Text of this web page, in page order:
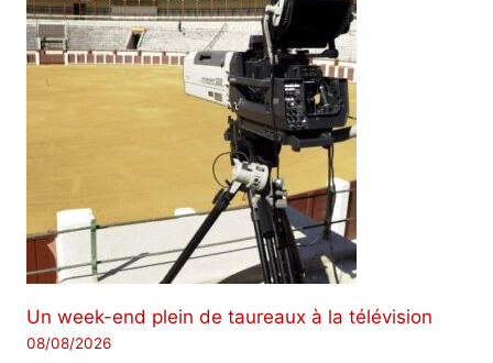
Un week-end plein de taureaux à la télévision
08/08/2026